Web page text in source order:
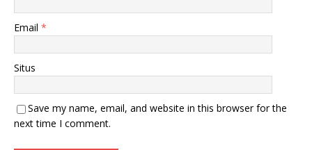
Email *
Situs
Save my name, email, and website in this browser for the
next time I comment.